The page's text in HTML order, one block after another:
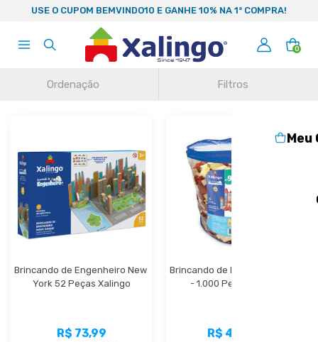
USE O CUPOM BEMVINDO10 E GANHE 10% NA 1ª COMPRA!
0
Meu
Ordenação Filtros
Brincando de Engenheiro New
York 52 Peças Xalingo
R$ 73,99
Brincando de Engenheiro N° 9
- 1.000 Peças Xalingo
R$ 428,99